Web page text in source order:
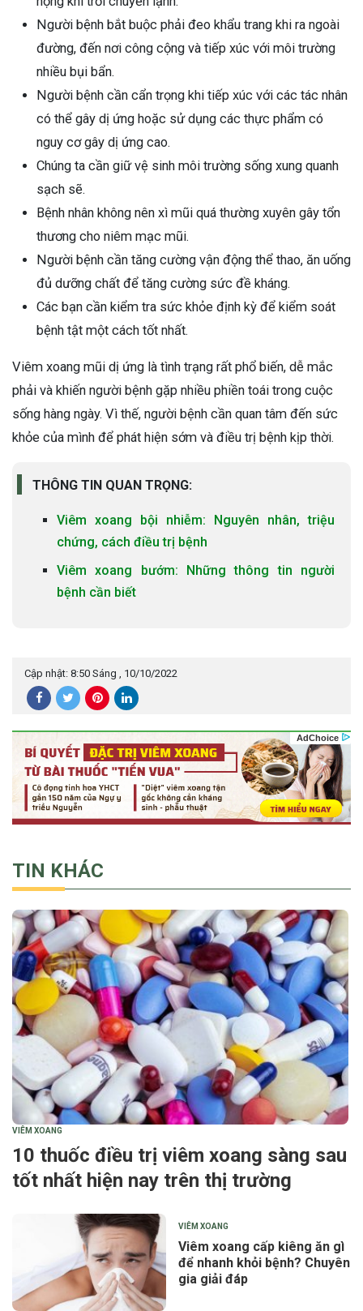
Người bệnh bắt buộc phải đeo khẩu trang khi ra ngoài
đường, đến nơi công cộng và tiếp xúc với môi trường
nhiều bụi bẩn.
Người bệnh cần cẩn trọng khi tiếp xúc với các tác nhân
có thể gây dị ứng hoặc sử dụng các thực phẩm có
nguy cơ gây dị ứng cao.
Chúng ta cần giữ vệ sinh môi trường sống xung quanh
sạch sẽ.
Bệnh nhân không nên xì mũi quá thường xuyên gây tổn
thương cho niêm mạc mũi.
Người bệnh cần tăng cường vận động thể thao, ăn uống
đủ dưỡng chất để tăng cường sức đề kháng.
Các bạn cần kiểm tra sức khỏe định kỳ để kiểm soát
bệnh tật một cách tốt nhất.
Viêm xoang mũi dị ứng là tình trạng rất phổ biến, dễ mắc
phải và khiến người bệnh gặp nhiều phiền toái trong cuộc
sống hàng ngày. Vì thế, người bệnh cần quan tâm đến sức
khỏe của mình để phát hiện sớm và điều trị bệnh kịp thời.
THÔNG TIN QUAN TRỌNG:
Viêm xoang bội nhiễm: Nguyên nhân, triệu
chứng, cách điều trị bệnh
Viêm xoang bướm: Những thông tin người
bệnh cần biết
Cập nhật: 8:50 Sáng , 10/10/2022
TIN KHÁC
VIÊM XOANG
10 thuốc điều trị viêm xoang sàng sau
tốt nhất hiện nay trên thị trường
VIÊM XOANG
Viêm xoang cấp kiêng ăn gì
để nhanh khỏi bệnh? Chuyên
gia giải đáp